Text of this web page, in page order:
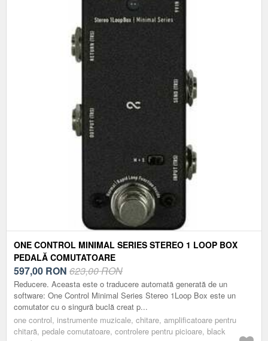
ONE CONTROL MINIMAL SERIES STEREO 1 LOOP BOX
PEDALĂ COMUTATOARE
597,00 RON 623,00 RON
Reducere. Aceasta este o traducere automată generată de un
software: One Control Minimal Series Stereo 1Loop Box este un
comutator cu o singură buclă creat p...
one control, instrumente muzicale, chitare, amplificatoare pentru
chitară, pedale comutatoare, controlere pentru picioare, black